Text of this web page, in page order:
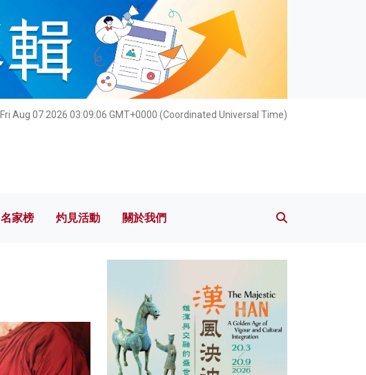
Fri Aug 07 2026 03:09:08 GMT+0000 (Coordinated Universal Time)
名家榜 灼見活動 關於我們
名家榜 灼見活動 關於我們